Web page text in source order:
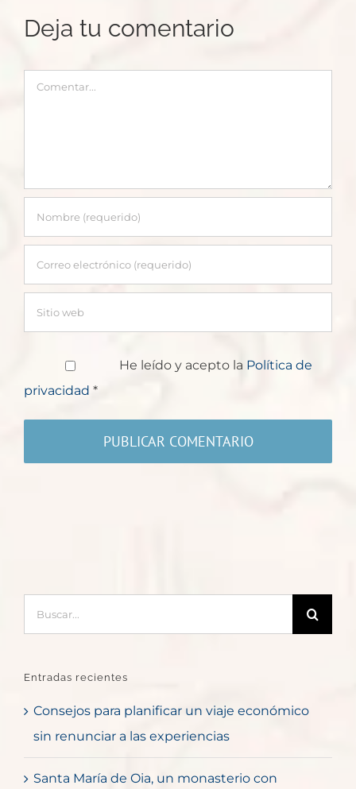
Deja tu comentario
Comentar
He leído y acepto la Política de
privacidad *
Entradas recientes
Consejos para planificar un viaje económico
sin renunciar a las experiencias
Santa María de Oia, un monasterio con